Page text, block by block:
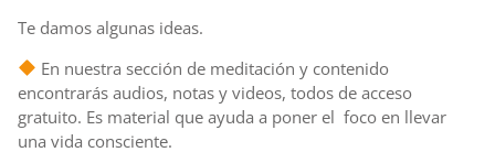
Te damos algunas ideas.
En nuestra sección de meditación y contenido
encontrarás audios, notas y videos, todos de acceso
gratuito. Es material que ayuda a poner el foco en llevar
una vida consciente.